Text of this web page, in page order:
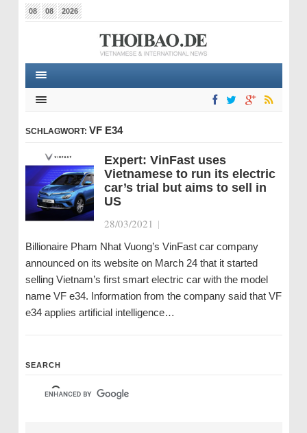
08 08 2026
SCHLAGWORT: VF E34
Expert: VinFast uses
Vietnamese to run its electric
car’s trial but aims to sell in
US
28/03/2021 |
Billionaire Pham Nhat Vuong’s VinFast car company
announced on its website on March 24 that it started
selling Vietnam’s first smart electric car with the model
name VF e34. Information from the company said that VF
e34 applies artificial intelligence…
SEARCH